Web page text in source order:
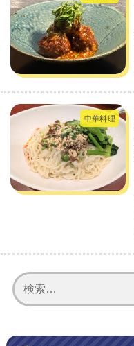
中華料理